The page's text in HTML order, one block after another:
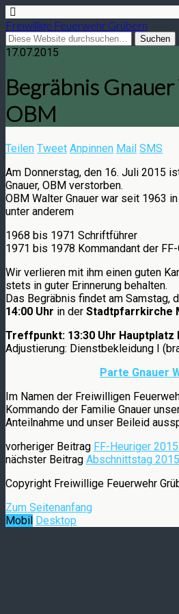
Freiwillige Feuerwehr Grübern
17.07.2015
Begräbnis
OBM
Teilen Tweet Anpinnen Mail SMS
Am Donnerstag, den 16. Juli 2015
Gnauer, OBM verstorben.
OBM Walter Gnauer war seit 1963
unter anderem
1968 bis 1971 Schriftführer
1971 bis 1978 Kommandant der FF-
Wir verlieren mit ihm einen guten
stets in guter Erinnerung behalten.
Das Begräbnis findet am Samstag,
14:00 Uhr in der Stadtpfarrkirche
Treffpunkt: 13:30 Uhr Hauptplatz
Adjustierung: Dienstbekleidung I
Parte Gnauer
Im Namen der Freiwilligen
Kommando der Familie Gnauer
Anteilnahme und unser Beileid
vorheriger Beitrag FF-Heuriger
nächster Beitrag Abschnittstag
Copyright Freiwillige Feuerwehr
Zum Seitenanfang
Mobil Desktop